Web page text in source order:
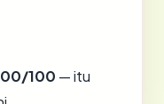
100 — itu